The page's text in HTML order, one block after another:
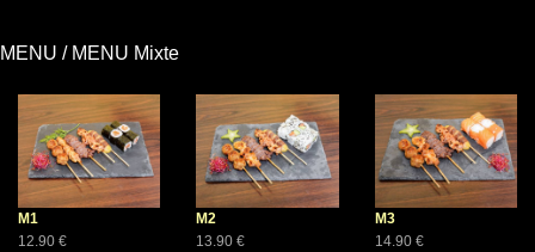
MENU / MENU Mixte
M1
12.90 €
M2
13.90 €
M3
14.90 €